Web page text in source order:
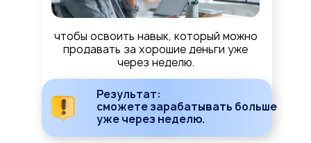
чтобы освоить навык, который можно
продавать за хорошие деньги уже
через неделю.
Результат:
сможете зарабатывать больше
уже через неделю.